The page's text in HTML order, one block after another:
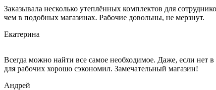
Заказывала несколько утеплённых комплектов для
чем в подобных магазинах. Рабочие довольны, не мерзнут.
Екатерина
Всегда можно найти все самое необходимое. Даже, если нет
для рабочих хорошо сэкономил. Замечательный магазин!
Андрей